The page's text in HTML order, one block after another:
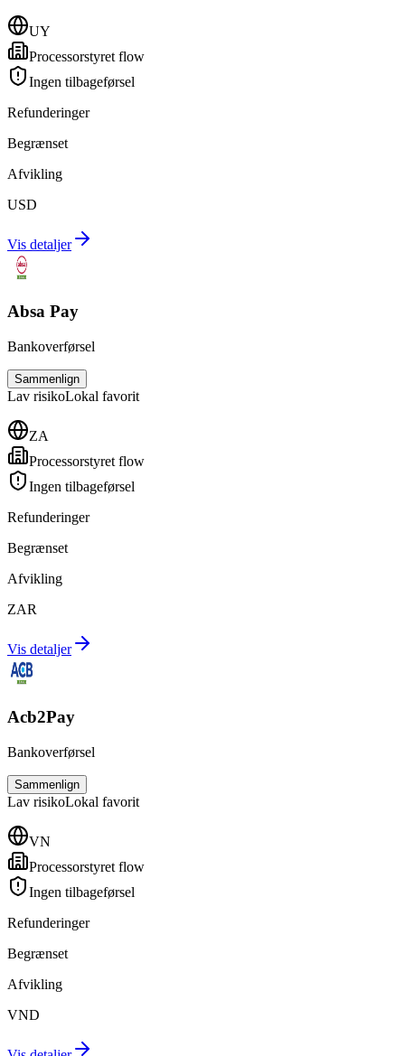
UY
Processorstyret flow
Ingen tilbageførsel
Refunderinger
Begrænset
Afvikling
USD
Vis detaljer
Absa Pay
Bankoverførsel
Sammenlign
Lav risikoLokal favorit
ZA
Processorstyret flow
Ingen tilbageførsel
Refunderinger
Begrænset
Afvikling
ZAR
Vis detaljer
Acb2Pay
Bankoverførsel
Sammenlign
Lav risikoLokal favorit
VN
Processorstyret flow
Ingen tilbageførsel
Refunderinger
Begrænset
Afvikling
VND